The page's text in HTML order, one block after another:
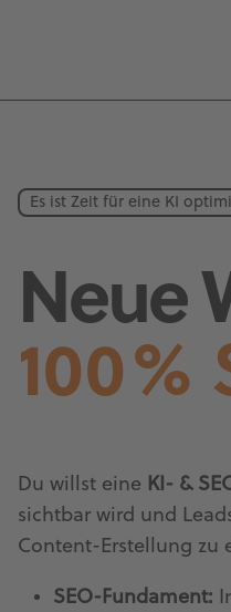
Es ist Zeit für eine KI
Neue
Du willst eine KI- &
sichtbar wird und
Content-Erstellung zu
SEO-Fundament: